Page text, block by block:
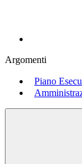
Argomenti
Piano